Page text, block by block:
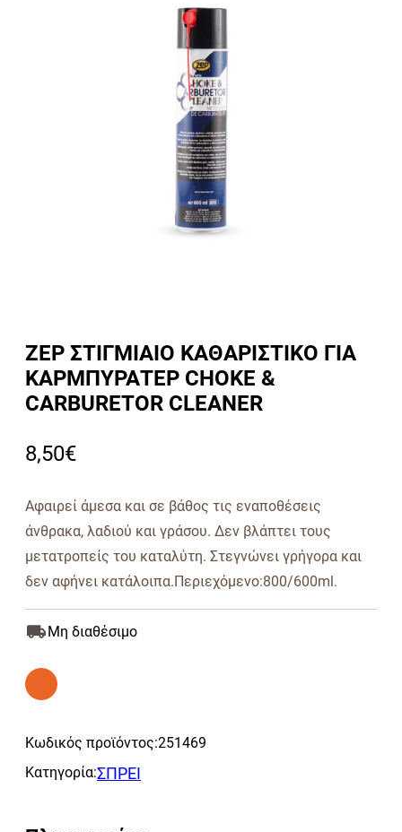
ZEP ΣΤΙΓΜΙΑΙΟ ΚΑΘΑΡΙΣΤΙΚΟ ΓΙΑ
ΚΑΡΜΠΥΡΑΤΕΡ CHOKE &
CARBURETOR CLEANER
8,50€
Αφαιρεί άμεσα και σε βάθος τις εναποθέσεις
άνθρακα, λαδιού και γράσου. Δεν βλάπτει τους
μετατροπείς του καταλύτη. Στεγνώνει γρήγορα και
δεν αφήνει κατάλοιπα.Περιεχόμενο:800/600ml.
Μη διαθέσιμο
Κωδικός προϊόντος:251469
Κατηγορία:ΣΠΡΕΙ